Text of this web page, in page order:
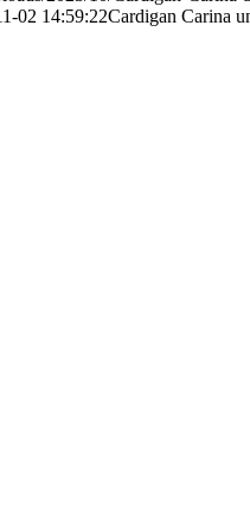
02 14:59:22Cardigan Carina